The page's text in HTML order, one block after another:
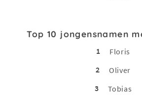
Top 10 jongensnamen
1
Floris
2
Oliver
3
Tobias